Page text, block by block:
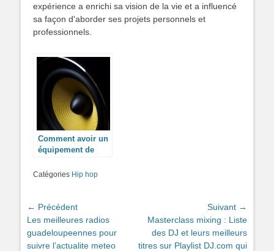
expérience a enrichi sa vision de la vie et a influencé
sa façon d'aborder ses projets personnels et
professionnels.
Comment avoir un
équipement de
des évènements ?
Catégories Hip hop
Navigation
de
l’article
← Précédent
Article
précédent :
Les meilleures radios
guadeloupeennes pour
suivre l’actualite meteo
Suivant →
Article
suivant :
Masterclass mixing : Liste
des DJ et leurs meilleurs
titres sur Playlist DJ.com qui